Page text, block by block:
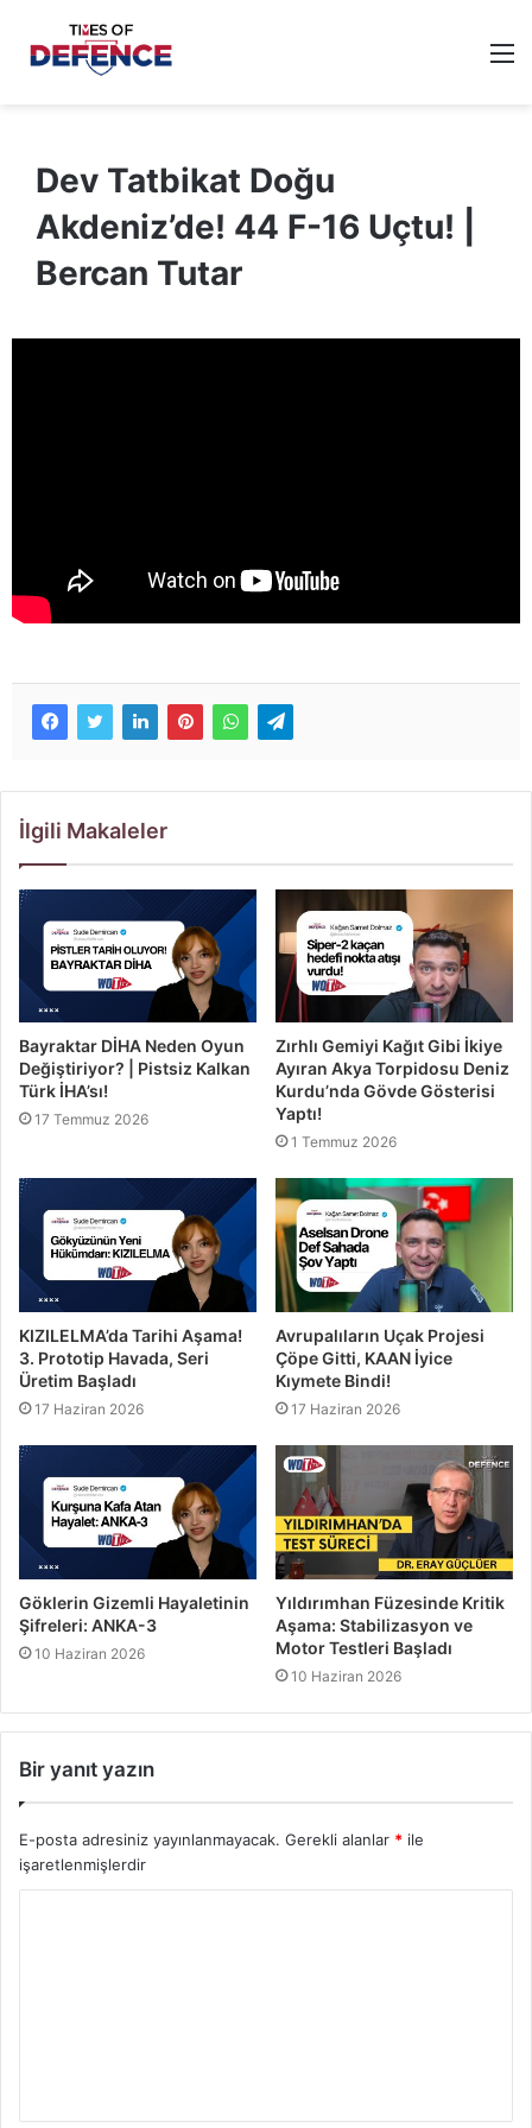
Dev Tatbikat Doğu
Akdeniz’de! 44 F-16 Uçtu! |
Bercan Tutar
İlgili Makaleler
Bayraktar DİHA Neden Oyun
Değiştiriyor? | Pistsiz Kalkan
Türk İHA’sı!
17 Temmuz 2026
Zırhlı Gemiyi Kağıt Gibi İkiye
Ayıran Akya Torpidosu Deniz
Kurdu’nda Gövde Gösterisi
Yaptı!
1 Temmuz 2026
KIZILELMA’da Tarihi Aşama!
3. Prototip Havada, Seri
Üretim Başladı
17 Haziran 2026
Avrupalıların Uçak Projesi
Çöpe Gitti, KAAN İyice
Kıymete Bindi!
17 Haziran 2026
Göklerin Gizemli Hayaletinin
Şifreleri: ANKA-3
10 Haziran 2026
Yıldırımhan Füzesinde Kritik
Aşama: Stabilizasyon ve
Motor Testleri Başladı
10 Haziran 2026
Bir yanıt yazın
E-posta adresiniz yayınlanmayacak. Gerekli alanlar * ile
işaretlenmişlerdir